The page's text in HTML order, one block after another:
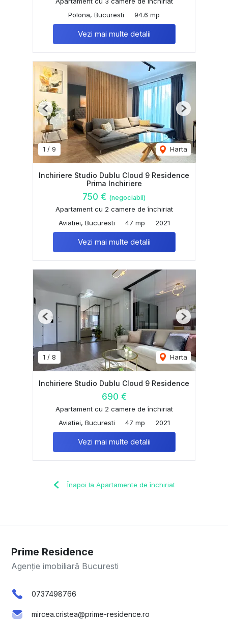
Polona, Bucuresti
94.6 mp
Vezi mai multe detalii
1 / 9 Harta
Previous Next
Inchiriere Studio Dublu Cloud 9 Residence
Prima Inchiriere
750 € (negociabil)
Apartament cu 2 camere de închiriat
Aviatiei, Bucuresti
47 mp 2021
Vezi mai multe detalii
1 / 8 Harta
Previous Next
Inchiriere Studio Dublu Cloud 9 Residence
690 €
Apartament cu 2 camere de închiriat
Aviatiei, Bucuresti
47 mp 2021
Vezi mai multe detalii
Înapoi la Apartamente de închiriat
Prime Residence
Agenție imobiliară Bucuresti
0737498766
mircea.cristea@prime-residence.ro